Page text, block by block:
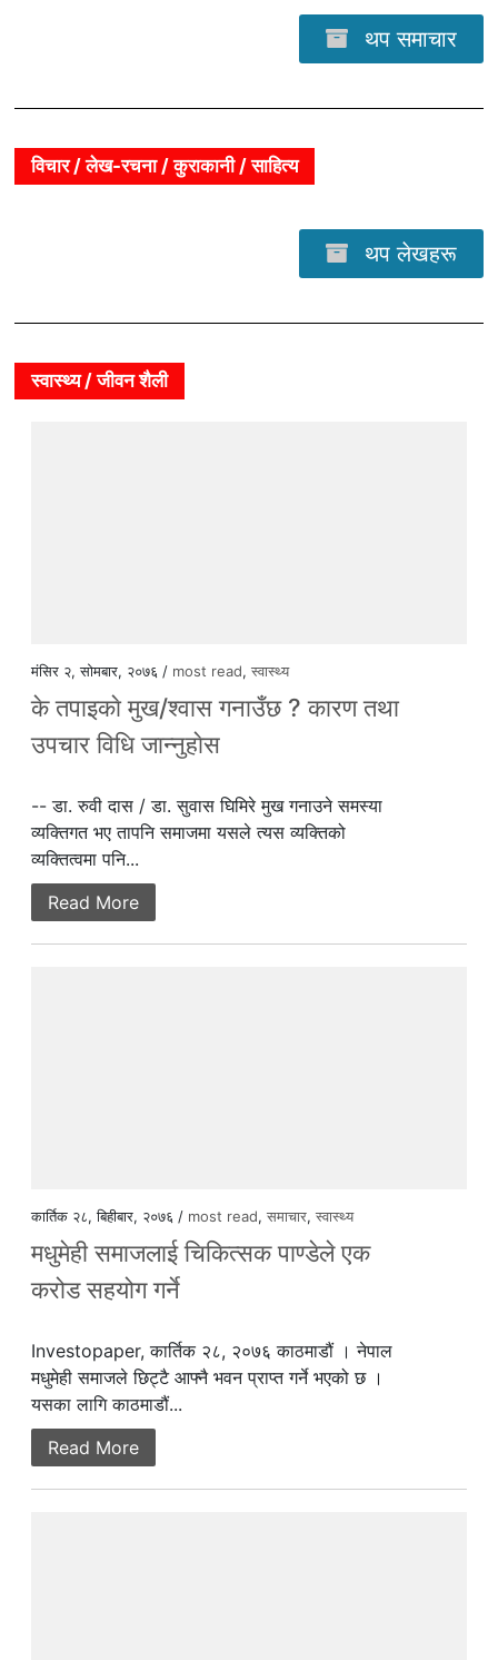
थप समाचार
विचार / लेख-रचना / कुराकानी / साहित्य
थप लेखहरू
स्वास्थ्य / जीवन शैली
मंसिर २, सोमबार, २०७६ / most read,स्वास्थ्य
के तपाइकाे मुख/श्वास गनाउँछ ? कारण तथा
उपचार विधि जान्नुहाेस
-- डा. रुवी दास / डा. सुवास घिमिरे मुख गनाउने समस्या
व्यक्तिगत भए तापनि समाजमा यसले त्यस व्यक्तिको
व्यक्तित्वमा पनि...
Read More
कार्तिक २८, बिहीबार, २०७६ / most read,समाचार,स्वास्थ्य
मधुमेही समाजलाई चिकित्सक पाण्डेले एक
करोड सहयोग गर्ने
Investopaper, कार्तिक २८, २०७६ काठमाडौं । नेपाल
मधुमेही समाजले छिट्टै आफ्नै भवन प्राप्त गर्ने भएको छ ।
यसका लागि काठमाडौं...
Read More